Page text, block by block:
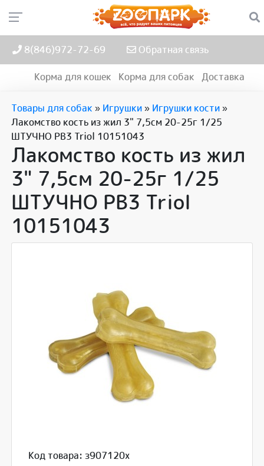
8(846)972-72-69 Обратная связь
Корма для кошек Корма для собак Доставка
Товары для собак » Игрушки» Игрушки кости»
Лакомство кость из жил 3" 7,5см 20-25г 1/25
ШТУЧНО РВ3 Triol 10151043
Лакомство кость из жил
3" 7,5см 20-25г 1/25
ШТУЧНО РВ3 Triol
10151043
Код товара: з907120x